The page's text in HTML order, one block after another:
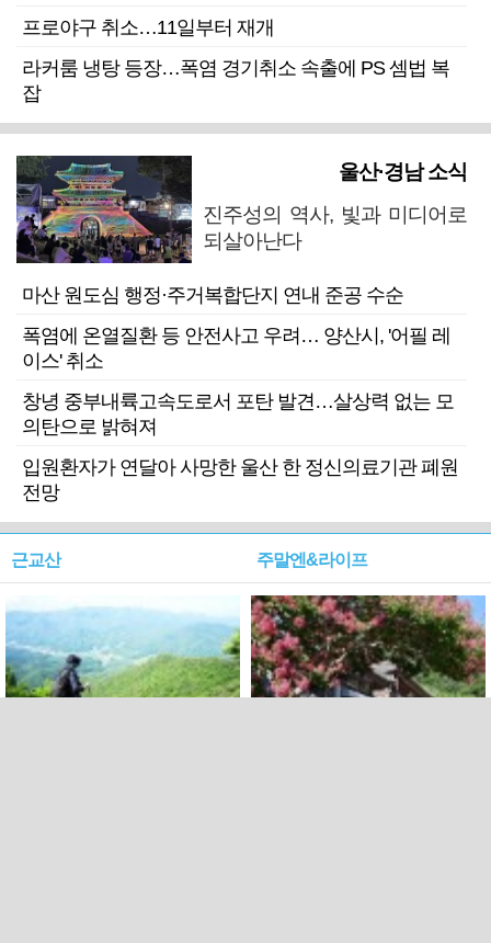
프로야구 취소…11일부터 재개
라커룸 냉탕 등장…폭염 경기취소 속출에 PS 셈법 복
잡
울산·경남 소식
진주성의 역사, 빛과 미디어로
되살아난다
마산 원도심 행정·주거복합단지 연내 준공 수순
폭염에 온열질환 등 안전사고 우려… 양산시, '어필 레
이스' 취소
창녕 중부내륙고속도로서 포탄 발견…살상력 없는 모
의탄으로 밝혀져
입원환자가 연달아 사망한 울산 한 정신의료기관 폐원
전망
근교산 주말엔&라이프